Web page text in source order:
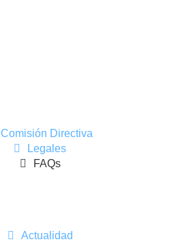
Comisión Directiva
Legales
FAQs
Actualidad